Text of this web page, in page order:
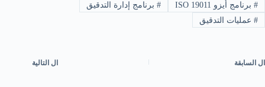
#برنامج أيزو ISO 19011 #برنامج إدارة التدقيق
#عمليات التدقيق
ال السابقة ال التالية